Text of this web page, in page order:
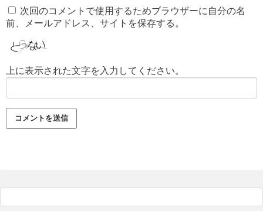
次回のコメントで使用するためブラウザーに自分の名
前、メールアドレス、サイトを保存する。
上に表示された文字を入力してください。